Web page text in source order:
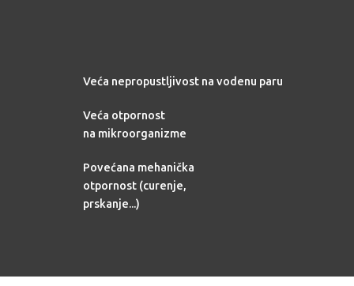
Veća nepropustljivost na vodenu paru
Veća otpornost
na mikroorganizme
Povećana mehanička
otpornost (curenje,
prskanje...)